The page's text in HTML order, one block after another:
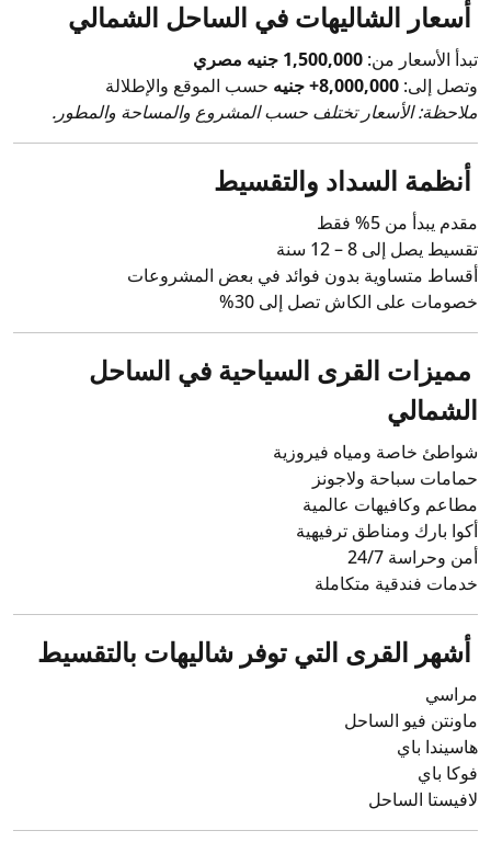
أسعار الشاليهات في الساحل الشمالي
تبدأ الأسعار من: 1,500,000 جنيه مصري
وتصل إلى: 8,000,000+ جنيه
حسب الموقع والإطلالة
ملاحظة: الأسعار تختلف حسب المشروع والمساحة والمطور.
أنظمة السداد والتقسيط
مقدم يبدأ من 5% فقط
تقسيط يصل إلى 8 – 12 سنة
أقساط متساوية بدون فوائد في بعض المشروعات
خصومات على الكاش تصل إلى 30%
مميزات القرى السياحية في الساحل
الشمالي
شواطئ خاصة ومياه فيروزية
حمامات سباحة ولاجونز
مطاعم وكافيهات عالمية
أكوا بارك ومناطق ترفيهية
أمن وحراسة 24/7
خدمات فندقية متكاملة
أشهر القرى التي توفر شاليهات بالتقسيط
مراسي
ماونتن فيو الساحل
هاسيندا باي
فوكا باي
لافيستا الساحل